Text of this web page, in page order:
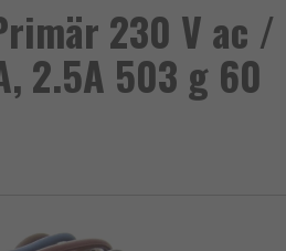
230 V ac /
2.5A 503 g 60